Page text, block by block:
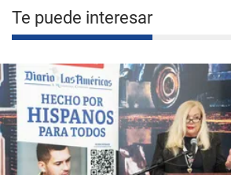
Te puede interesar